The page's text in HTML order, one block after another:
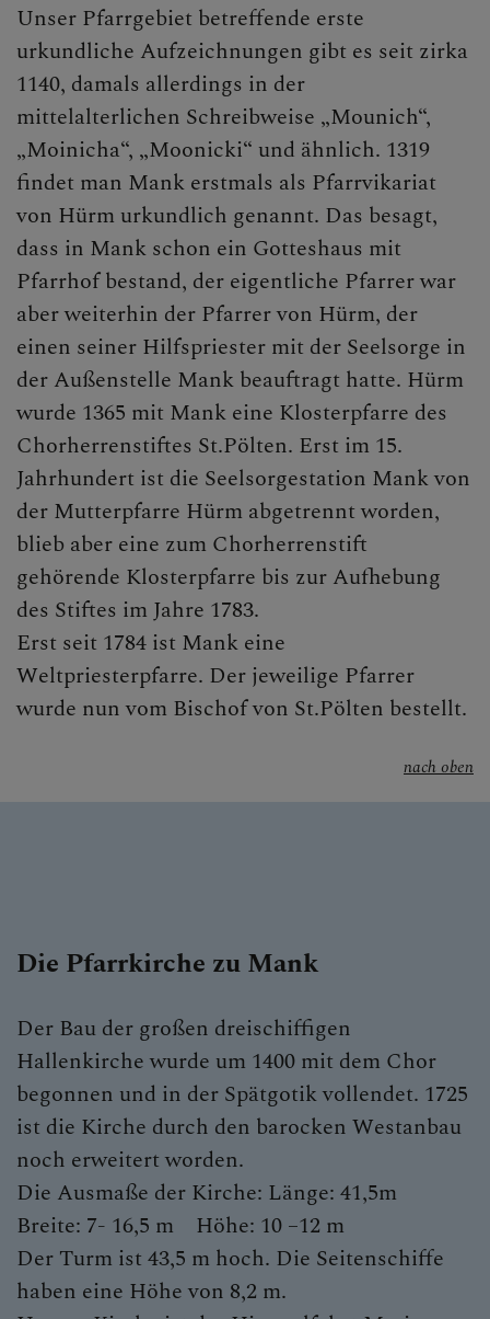
Unser Pfarrgebiet betreffende erste
urkundliche Aufzeichnungen gibt es seit zirka
1140, damals allerdings in der
mittelalterlichen Schreibweise „Mounich“,
„Moinicha“, „Moonicki“ und ähnlich. 1319
findet man Mank erstmals als Pfarrvikariat
von Hürm urkundlich genannt. Das besagt,
dass in Mank schon ein Gotteshaus mit
Pfarrhof bestand, der eigentliche Pfarrer war
aber weiterhin der Pfarrer von Hürm, der
einen seiner Hilfspriester mit der Seelsorge in
der Außenstelle Mank beauftragt hatte. Hürm
wurde 1365 mit Mank eine Klosterpfarre des
Chorherrenstiftes St.Pölten. Erst im 15.
Jahrhundert ist die Seelsorgestation Mank von
der Mutterpfarre Hürm abgetrennt worden,
blieb aber eine zum Chorherrenstift
gehörende Klosterpfarre bis zur Aufhebung
des Stiftes im Jahre 1783.
Erst seit 1784 ist Mank eine
Weltpriesterpfarre. Der jeweilige Pfarrer
wurde nun vom Bischof von St.Pölten bestellt.
nach oben
Die Pfarrkirche zu Mank
Der Bau der großen dreischiffigen
Hallenkirche wurde um 1400 mit dem Chor
begonnen und in der Spätgotik vollendet. 1725
ist die Kirche durch den barocken Westanbau
noch erweitert worden.
Die Ausmaße der Kirche: Länge: 41,5m
Breite: 7- 16,5 m Höhe: 10 –12 m
Der Turm ist 43,5 m hoch. Die Seitenschiffe
haben eine Höhe von 8,2 m.